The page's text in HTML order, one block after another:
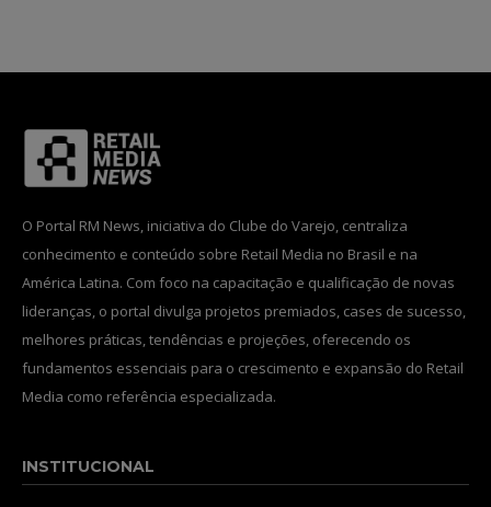
Li e aceito aPolítica de Privacidade
12,345
Fãs
5,678
Seguidores
12,345
Seguidores
O Portal RM News, iniciativa do Clube do Varejo, centraliza
conhecimento e conteúdo sobre Retail Media no Brasil e na
América Latina. Com foco na capacitação e qualificação de novas
lideranças, o portal divulga projetos premiados, cases de sucesso,
melhores práticas, tendências e projeções, oferecendo os
fundamentos essenciais para o crescimento e expansão do Retail
Media como referência especializada.
INSTITUCIONAL